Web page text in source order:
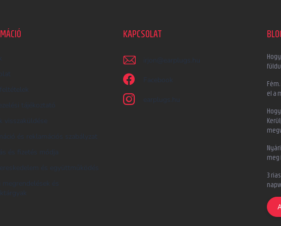
tájékoztató
visszaküldése
és reklamációs szabályzat
és fizetés módja
és együttműködés
megrendelések és
KAPCSOLAT
irjon @ earplugs.hu
Facebook
earplugs.hu
el a
meg
3